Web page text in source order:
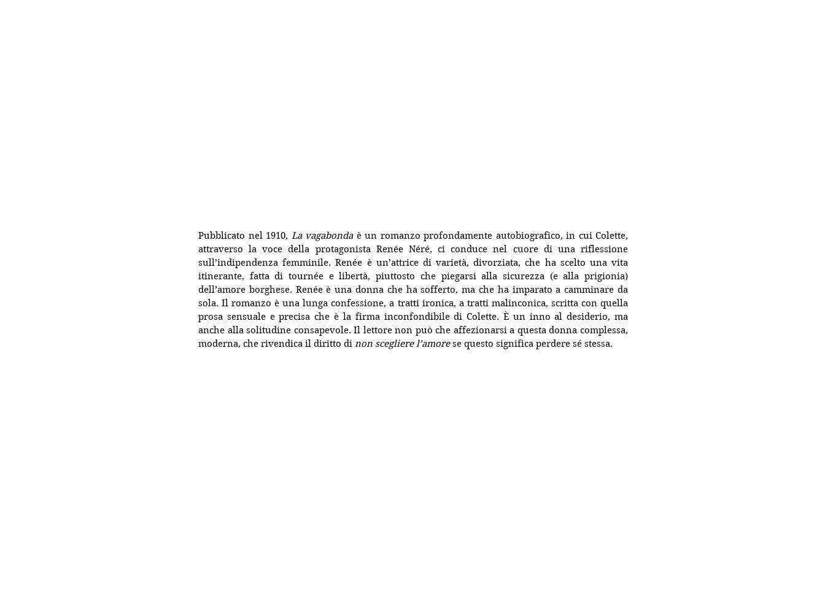
Pubblicato nel 1910, La vagabonda è un romanzo profondamente autobiografico, in cui Colette,
attraverso la voce della protagonista Renée Néré, ci conduce nel cuore di una riflessione
sull’indipendenza femminile. Renée è un’attrice di varietà, divorziata, che ha scelto una vita
itinerante, fatta di tournée e libertà, piuttosto che piegarsi alla sicurezza (e alla prigionia)
dell’amore borghese. Renée è una donna che ha sofferto, ma che ha imparato a camminare da
sola. Il romanzo è una lunga confessione, a tratti ironica, a tratti malinconica, scritta con quella
prosa sensuale e precisa che è la firma inconfondibile di Colette. È un inno al desiderio, ma
anche alla solitudine consapevole. Il lettore non può che affezionarsi a questa donna complessa,
moderna, che rivendica il diritto di non scegliere l’amore se questo significa perdere sé stessa.